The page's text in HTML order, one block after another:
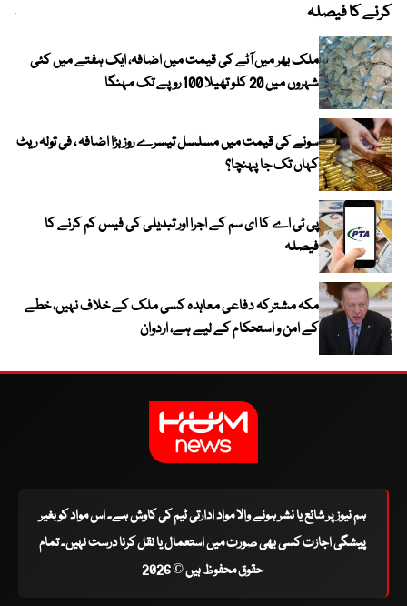
کرنے کا فیصلہ
ملک بھر میں آٹے کی قیمت میں اضافہ، ایک ہفتے میں کئی
شہروں میں 20 کلو تھیلا 100 روپے تک مہنگا
سونے کی قیمت میں مسلسل تیسرے روز بڑا اضافہ ، فی تولہ ریٹ
کہاں تک جا پہنچا؟
پی ٹی اے کا ای سم کے اجرا اور تبدیلی کی فیس کم کرنے کا
فیصلہ
مکہ مشترکہ دفاعی معاہدہ کسی ملک کے خلاف نہیں، خطے
کے امن و استحکام کے لیے ہے، اردوان
ہم نیوز پر شائع یا نشر ہونے والا مواد ادارتی ٹیم کی کاوش ہے۔ اس مواد کو بغیر
پیشگی اجازت کسی بھی صورت میں استعمال یا نقل کرنا درست نہیں۔ تمام
حقوق محفوظ ہیں © 2026